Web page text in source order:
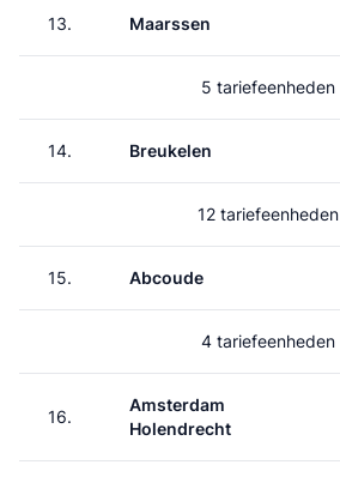
13. Maarssen
5 tariefeenheden
14. Breukelen
12 tariefeenheden
15. Abcoude
4 tariefeenheden
16.
Amsterdam
Holendrecht